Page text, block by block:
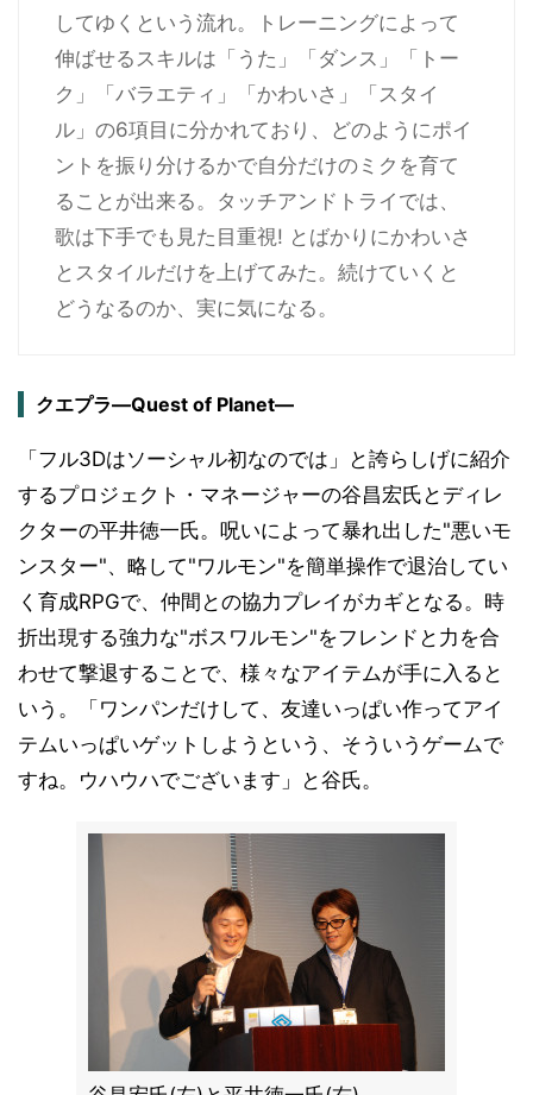
してゆくという流れ。トレーニングによって
伸ばせるスキルは「うた」「ダンス」「トー
ク」「バラエティ」「かわいさ」「スタイ
ル」の6項目に分かれており、どのようにポイ
ントを振り分けるかで自分だけのミクを育て
ることが出来る。タッチアンドトライでは、
歌は下手でも見た目重視! とばかりにかわいさ
とスタイルだけを上げてみた。続けていくと
どうなるのか、実に気になる。
クエプラ―Quest of Planet―
「フル3Dはソーシャル初なのでは」と誇らしげに紹介
するプロジェクト・マネージャーの谷昌宏氏とディレ
クターの平井徳一氏。呪いによって暴れ出した"悪いモ
ンスター"、略して"ワルモン"を簡単操作で退治してい
く育成RPGで、仲間との協力プレイがカギとなる。時
折出現する強力な"ボスワルモン"をフレンドと力を合
わせて撃退することで、様々なアイテムが手に入ると
いう。「ワンパンだけして、友達いっぱい作ってアイ
テムいっぱいゲットしようという、そういうゲームで
すね。ウハウハでございます」と谷氏。